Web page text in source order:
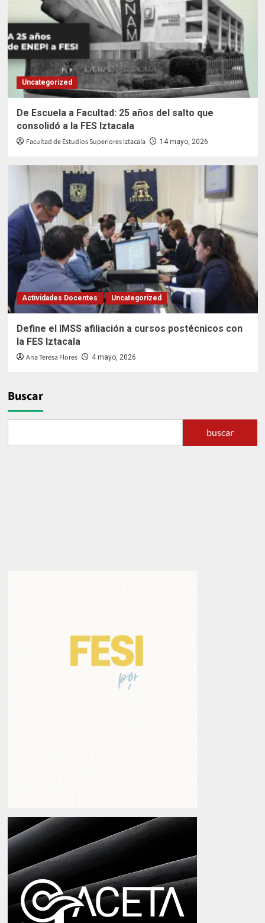
Uncategorized
De Escuela a Facultad: 25 años del salto que
consolidó a la FES Iztacala
Facultad de Estudios Superiores Iztacala 14 mayo, 2026
Actividades Docentes Uncategorized
Define el IMSS afiliación a cursos postécnicos con
la FES Iztacala
Ana Teresa Flores 4 mayo, 2026
Buscar
buscar